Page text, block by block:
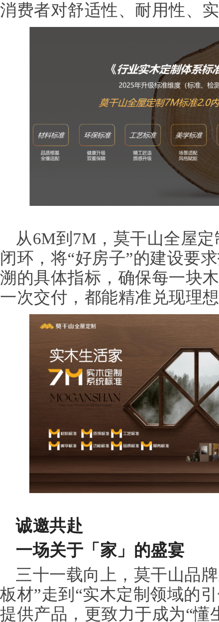
消费者对舒适性、耐用性、
从6M到7M，莫干山全屋
闭环，将“好房子”的建设要
溯的具体指标，确保每一块
一次交付，都能精准兑现理
诚邀共赴
一场关于「家」的盛宴
三十一载向上，莫干山品
板材”走到“实木定制领域的
提供产品，更致力于成为“懂